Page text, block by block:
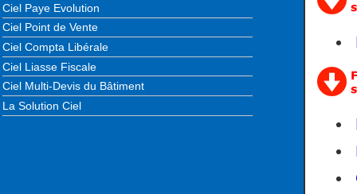
Ciel Paye Evolution
Ciel Point de Vente
Ciel Compta Libérale
Ciel Liasse Fiscale
Ciel Multi-Devis du Bâtiment
La Solution Ciel